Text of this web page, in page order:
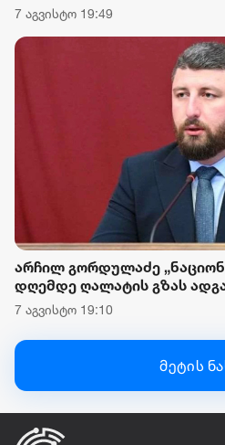
წინააღმდეგ სანქციების
7 აგვისტო 19:49
არჩილ გორდულაძე
დღემდე ღალატის გზას
მნიშვნელოვანია, რომ
სასამართლოში საქმის
წარიმართოს და მათი
ერთხელ და სამუდამოდ
შეფასდეს
7 აგვისტო 19:10
მეტის